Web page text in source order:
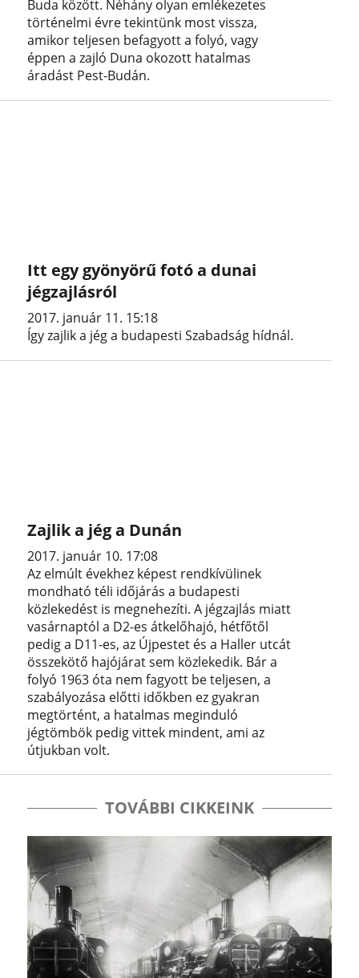
Buda között. Néhány olyan emlékezetes
történelmi évre tekintünk most vissza,
amikor teljesen befagyott a folyó, vagy
éppen a zajló Duna okozott hatalmas
áradást Pest-Budán.
Itt egy gyönyörű fotó a dunai
jégzajlásról
2017. január 11. 15:18
Így zajlik a jég a budapesti Szabadság hídnál.
Zajlik a jég a Dunán
2017. január 10. 17:08
Az elmúlt évekhez képest rendkívülinek
mondható téli időjárás a budapesti
közlekedést is megnehezíti. A jégzajlás miatt
vasárnaptól a D2-es átkelőhajó, hétfőtől
pedig a D11-es, az Újpestet és a Haller utcát
összekötő hajójárat sem közlekedik. Bár a
folyó 1963 óta nem fagyott be teljesen, a
szabályozása előtti időkben ez gyakran
megtörtént, a hatalmas meginduló
jégtömbök pedig vittek mindent, ami az
útjukban volt.
TOVÁBBI CIKKEINK